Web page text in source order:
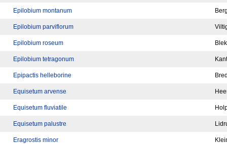
Epilobium montanum
Epilobium parviflorum
Epilobium roseum
Epilobium tetragonum
Epipactis helleborine
Equisetum arvense
Equisetum fluviatile
Equisetum palustre
Eragrostis minor